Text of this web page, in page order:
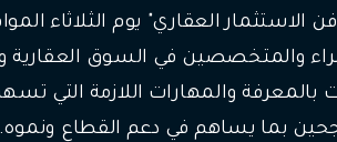
والمتخصصين في السوق العقارية
بالمعرفة والمهارات اللازمة التي
بما يساهم في دعم القطاع ونموه.